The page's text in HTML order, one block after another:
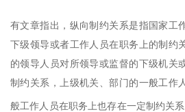
有文章指出，纵向制约关系是指国家工
下级领导或者工作人员在职务上的制约
的领导人员对所领导或监督的下级机关
制约关系，上级机关、部门的一般工作
般工作人员在职务上也存在一定制约关系